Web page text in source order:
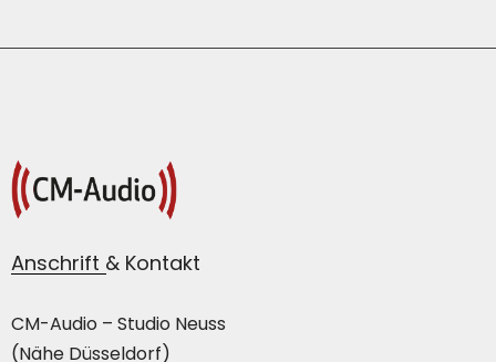
Anschrift & Kontakt
CM-Audio – Studio Neuss
(Nähe Düsseldorf)